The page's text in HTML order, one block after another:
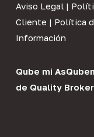
Aviso Legal|
Cliente | Política
Información
Qube mi As
de Quality